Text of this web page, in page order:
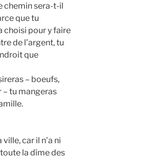
chemin sera-t-il
que tu
choisi pour y faire
de l’argent, tu
que
– boeufs,
– tu mangeras
car il n’a ni
la dîme des